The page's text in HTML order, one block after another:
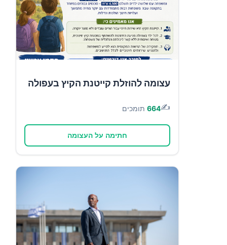
עצומה להוזלת קייטנת הקיץ בעפולה
✍️
664 תומכים
חתימה על העצומה